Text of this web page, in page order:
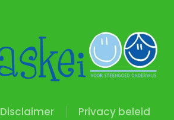
Disclaimer
Privacy beleid